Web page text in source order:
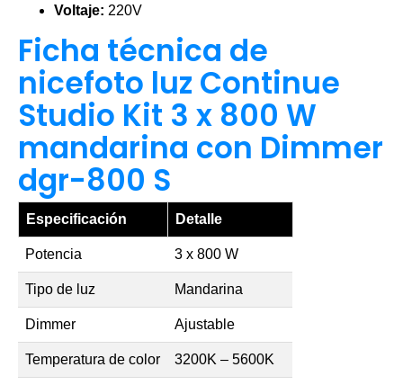
Voltaje: 220V
Ficha técnica de
nicefoto luz Continue
Studio Kit 3 x 800 W
mandarina con Dimmer
dgr-800 S
Especificación Detalle
Potencia 3 x 800 W
Tipo de luz Mandarina
Dimmer Ajustable
Temperatura de color 3200K – 5600K